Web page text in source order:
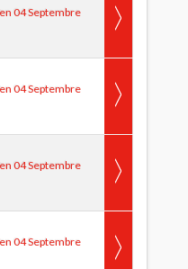
04 Septembre
04 Septembre
04 Septembre
04 Septembre